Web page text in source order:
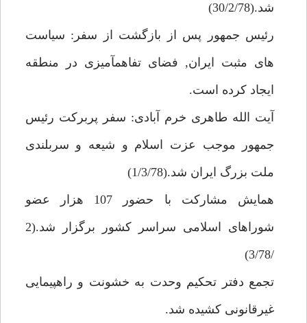
شد.(30/2/78)
رئيس جمهور پس از بازگشت از سفر: سياست
هاى مثبت ايران, فضاى تفاهمآميزى در منطقه
ايجاد كرده است.
آيت الله طاهرى خرم آبادى: سفر پربركت رئيس
جمهور موجب عزت اسلام و شيعه و سربلندى
ملت بزرگ ايران شد.(1/3/78)
همايش مشاركت با حضور 107 هزار عضو
شوراهاى اسلامى سراسر كشور برگزار شد.(2
/3/78)
تجمع دفتر تحكيم وحدت به خشونت و راهپيمايى
غيرقانونى كشيده شد.